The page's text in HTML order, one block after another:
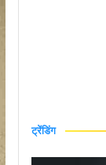
ट्रेंडिंग